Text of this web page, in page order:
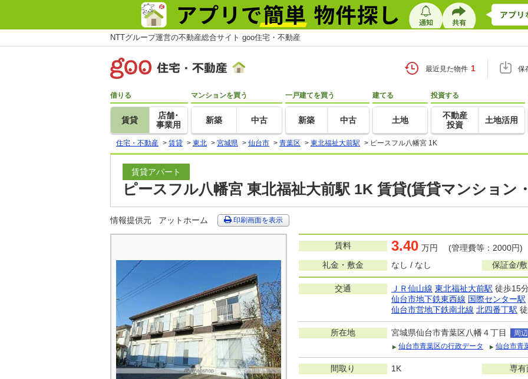
NTTグループ運営の不動産総合サイト goo住宅・不動産
最近見た物件 1 保
借りる
賃貸
店舗･
事業用
マンションを買う
新築 中古
一戸建てを買う
新築 中古
建てる
土地
投資する
不動産
投資
土地活用
住宅・不動産 > 賃貸 > 東北 > 宮城県 > 仙台市 > 青葉区 > 東北福祉大前駅 > ピースフル八幡宮 1K
賃貸アパート
ピースフル八幡宮 東北福祉大前駅 1K 賃貸(賃貸マンション
情報提供元 アットホーム 印刷画面を表示
賃料 3.40 万円 (管理費等：2000円)
礼金・敷金
なし / なし 保証金/
交通 ＪＲ仙山線 東北福祉大前駅 徒歩15
仙台市地下鉄東西線 国際センター駅
仙台市営地下鉄南北線 北四番丁駅
所在地 宮城県仙台市青葉区八幡４丁目
周
仙台市青葉区の行政データ
仙台市青
間取り 1K 専有